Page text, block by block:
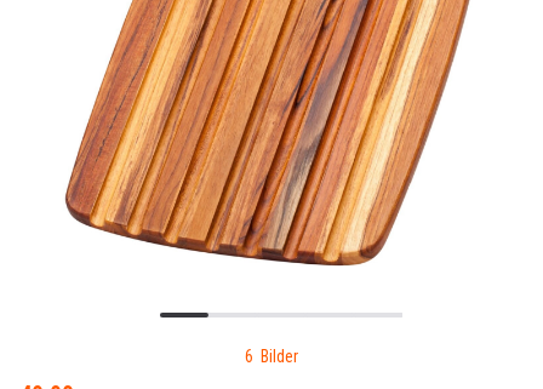
6 Bilder